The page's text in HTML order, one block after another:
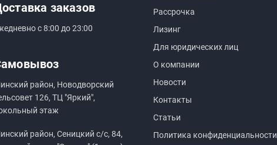
заказов
с 8:00 до 23:00
район, Новодворский
126, ТЦ "Яркий",
этаж
район, Сеницкий с/с, 84,
Рассрочка
Лизинг
Для юридических лиц
О компании
Новости
Контакты
Статьи
Политика конфиденциальности